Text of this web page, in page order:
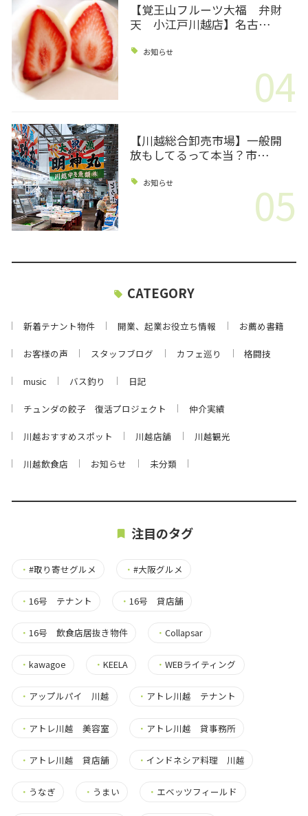
【覚王山フルーツ大福 弁財
天 小江戸川越店】名古…
お知らせ
04
【川越総合卸売市場】一般開
放もしてるって本当？市…
お知らせ 05
CATEGORY
新着テナント物件 開業、起業お役立ち情報 お薦め書籍
お客様の声 スタッフブログ カフェ巡り 格闘技
music バス釣り 日記
チュンダの餃子 復活プロジェクト 仲介実績
川越おすすめスポット 川越店舗 川越観光
川越飲食店 お知らせ 未分類
注目のタグ
・ #取り寄せグルメ ・#大阪グルメ
・ 16号 テナント ・16号 貸店舗
・ 16号 飲食店居抜き物件 ・Collapsar
・ kawagoe ・KEELA ・WEBライティング
・ アップルパイ 川越 ・ アトレ川越 テナント
・ アトレ川越 美容室 ・ アトレ川越 貸事務所
・ アトレ川越 貸店舗 ・ インドネシア料理 川越
・ うなぎ ・ うまい ・ エベッツフィールド